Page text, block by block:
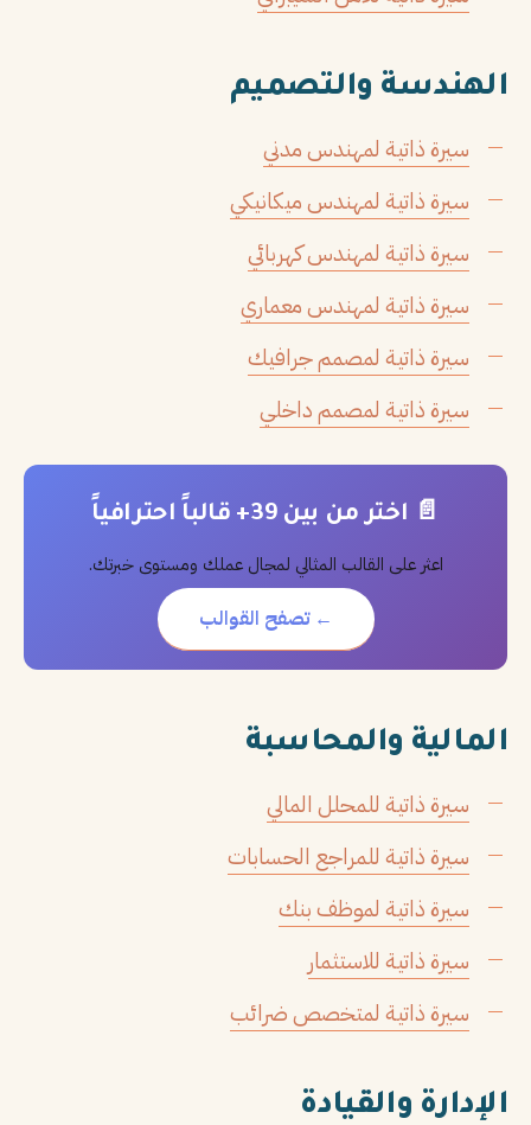
الهندسة والتصميم
سيرة ذاتية لمهندس مدني
سيرة ذاتية لمهندس ميكانيكي
سيرة ذاتية لمهندس كهربائي
سيرة ذاتية لمهندس معماري
سيرة ذاتية لمصمم جرافيك
سيرة ذاتية لمصمم داخلي
📄 اختر من بين 39+ قالباً احترافياً
اعثر على القالب المثالي لمجال عملك ومستوى خبرتك.
← تصفح القوالب
المالية والمحاسبة
سيرة ذاتية للمحلل المالي
سيرة ذاتية للمراجع الحسابات
سيرة ذاتية لموظف بنك
سيرة ذاتية للاستثمار
سيرة ذاتية لمتخصص ضرائب
الإدارة والقيادة